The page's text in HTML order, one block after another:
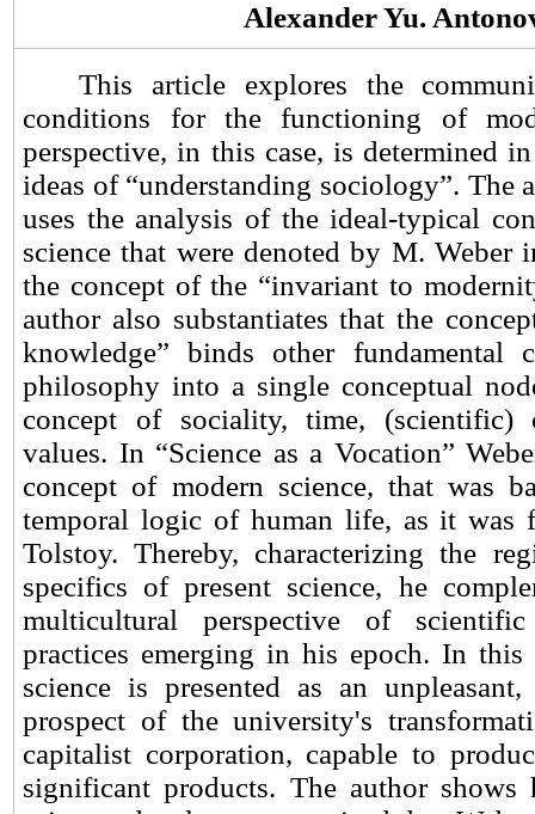
Alexander Yu.
This article explores the
conditions for the functioning of
perspective, in this case, is determined
ideas of “understanding sociology”. The
uses the analysis of the ideal-typical
science that were denoted by M. Weber
the concept of the “invariant to
author also substantiates that the
knowledge” binds other fundamental
philosophy into a single conceptual
concept of sociality, time, (scientific)
values. In “Science as a Vocation”
concept of modern science, that was
temporal logic of human life, as it was
Tolstoy. Thereby, characterizing the
specifics of present science, he
multicultural perspective of
practices emerging in his epoch. In this
science is presented as an
prospect of the university's
capitalist corporation, capable to
significant products. The author